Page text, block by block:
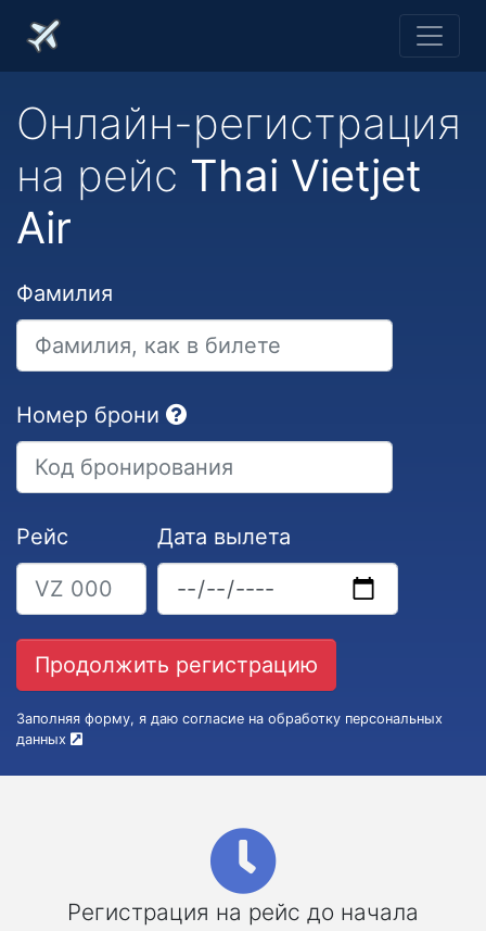
Онлайн-регистрация
на рейс Thai Vietjet
Air
Фамилия
Номер брони
Рейс Дата вылета
Заполняя форму, я даю согласие на обработку персональных
данных
Регистрация на рейс до начала